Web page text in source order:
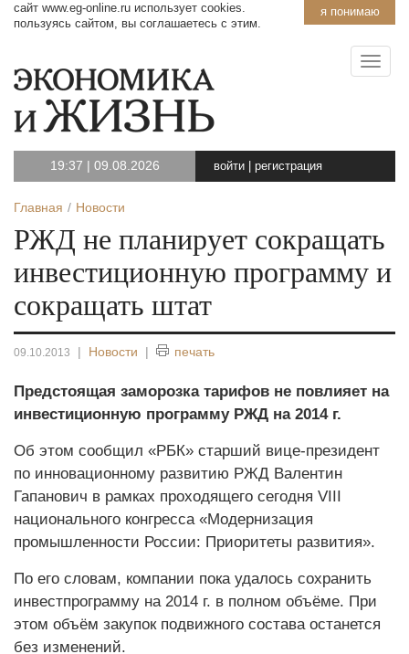
я понимаю
сайт www.eg-online.ru использует cookies.
пользуясь сайтом, вы соглашаетесь с этим.
19:37 | 09.08.2026 войти регистрация
Главная Новости
РЖД не планирует сокращать
инвестиционную программу и
сокращать штат
09.10.2013 | Новости | печать
Предстоящая заморозка тарифов не повлияет на
инвестиционную программу РЖД на 2014 г.
Об этом сообщил «РБК» старший вице-президент
по инновационному развитию РЖД Валентин
Гапанович в рамках проходящего сегодня VIII
национального конгресса «Модернизация
промышленности России: Приоритеты развития».
По его словам, компании пока удалось сохранить
инвестпрограмму на 2014 г. в полном объёме. При
этом объём закупок подвижного состава останется
без изменений.